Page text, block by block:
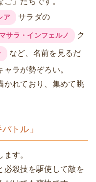
ア サラダの
マサラ・インフェルノ ク
など、名前を見るだ
ラが勢ぞろい。
かれており、集めて眺
トル」
す。
必殺技を駆使して敵を